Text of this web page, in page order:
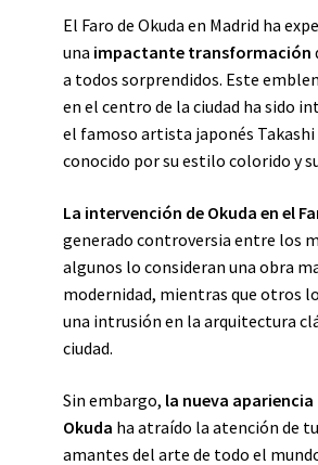
El Faro de Okuda en Madrid ha
una impactante transformación
a todos sorprendidos. Este
en el centro de la ciudad ha sido
el famoso artista japonés Takashi
conocido por su estilo colorido y
La intervención de Okuda en el
generado controversia entre los
algunos lo consideran una obra
modernidad, mientras que otros
una intrusión en la arquitectura
ciudad.
Sin embargo, la nueva apariencia
Okuda ha atraído la atención de
amantes del arte de todo el